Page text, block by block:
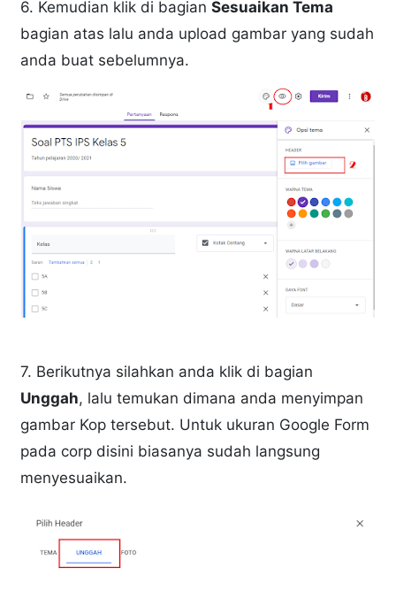
6. Kemudian klik di bagianSesuaikan Tema
bagian atas lalu anda upload gambar yang sudah
anda buat sebelumnya.
7. Berikutnya silahkan anda klik di bagian
Unggah, lalu temukan dimana anda menyimpan
gambar Kop tersebut. Untuk ukuran Google Form
pada corp disini biasanya sudah langsung
menyesuaikan.